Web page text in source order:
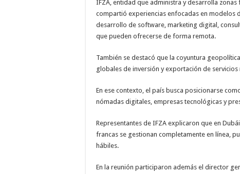
IFZA, entidad que administra y desarrolla zonas
compartió experiencias enfocadas en modelos
desarrollo de software, marketing digital,
que pueden ofrecerse de forma remota.
También se destacó que la coyuntura
globales de inversión y exportación de
En ese contexto, el país busca posicionarse
nómadas digitales, empresas tecnológicas y
Representantes de IFZA explicaron que en
francas se gestionan completamente en línea,
hábiles.
En la reunión participaron además el director